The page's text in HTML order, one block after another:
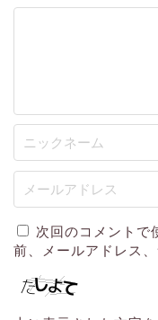
次回のコメントで
前、メールアドレス